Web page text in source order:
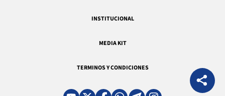
INSTITUCIONAL
MEDIA KIT
TERMINOS Y CONDICIONES